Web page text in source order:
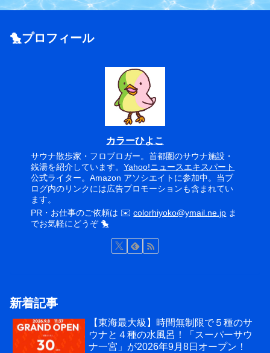
🐤プロフィール
カラーひよこ
サウナ散歩家・フロブロガー。首都圏のサウナ施設・
銭湯を紹介しています。Yahoo!ニュースエキスパート
公式ライター。Amazon アソシエイトに参加中。当ブ
ログ内のリンクには広告プロモーションも含まれてい
ます。
PR・お仕事のご依頼は ✉️colorhiyoko@ymail.ne.jp ま
でお気軽にどうぞ 🐤
新着記事
【東海最大級】時間無制限で５種のサ
ウナと４種の水風呂！「スーパーサウ
ナ一宮」が2026年9月8日オープン！